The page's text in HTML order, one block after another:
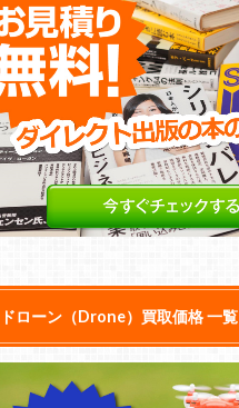
ドローン（Drone）買取価格 一覧